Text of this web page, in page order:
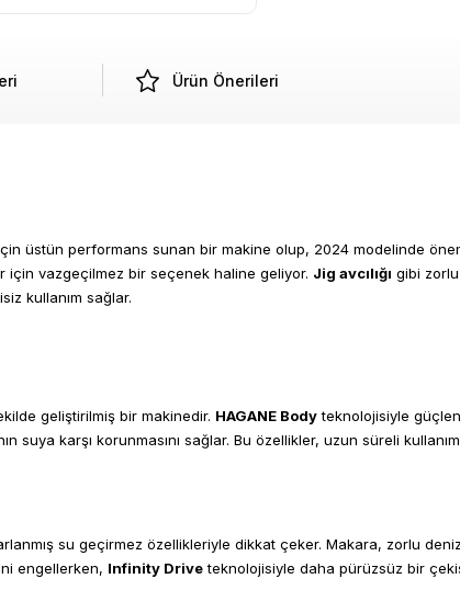
Ürün Önerileri
üstün performans sunan bir makine olup, 2024 modelinde
için vazgeçilmez bir seçenek haline geliyor. Jig avcılığı gibi zorlu
kullanım sağlar.
geliştirilmiş bir makinedir. HAGANE Bodyteknolojisiyle
suya karşı korunmasını sağlar. Bu özellikler, uzun süreli
su geçirmez özellikleriyle dikkat çeker. Makara, zorlu
engellerken, Infinity Driveteknolojisiyle daha pürüzsüz bir